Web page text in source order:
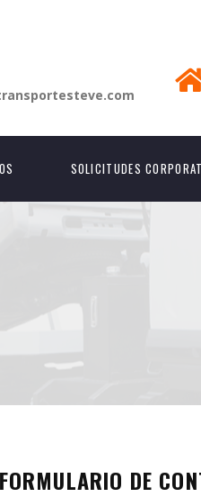
SOLICITUDES
FORMULARIO DE